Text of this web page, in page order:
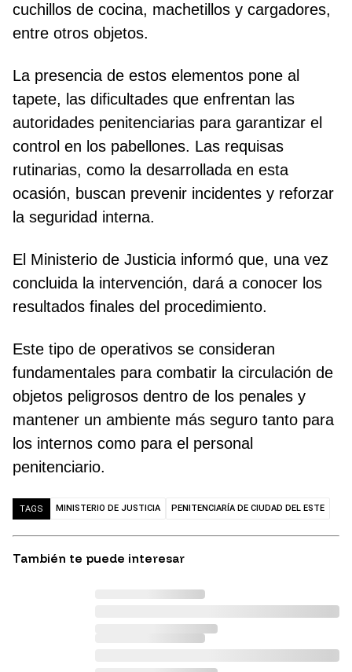
cuchillos de cocina, machetillos y cargadores,
entre otros objetos.
La presencia de estos elementos pone al
tapete, las dificultades que enfrentan las
autoridades penitenciarias para garantizar el
control en los pabellones. Las requisas
rutinarias, como la desarrollada en esta
ocasión, buscan prevenir incidentes y reforzar
la seguridad interna.
El Ministerio de Justicia informó que, una vez
concluida la intervención, dará a conocer los
resultados finales del procedimiento.
Este tipo de operativos se consideran
fundamentales para combatir la circulación de
objetos peligrosos dentro de los penales y
mantener un ambiente más seguro tanto para
los internos como para el personal
penitenciario.
TAGS MINISTERIO DE JUSTICIA PENITENCIARÍA DE CIUDAD DEL ESTE
También te puede interesar